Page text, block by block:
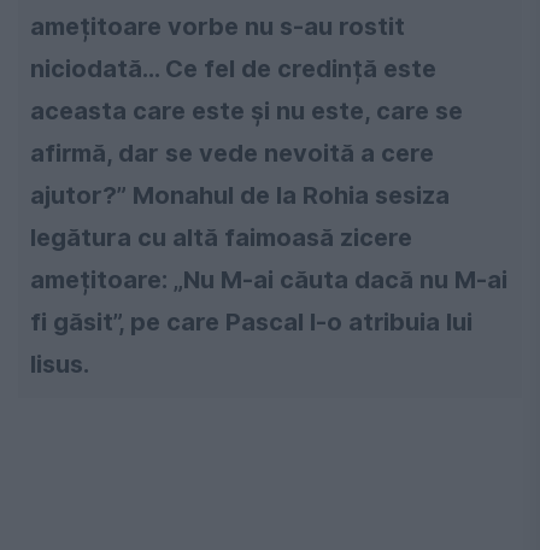
amețitoare vorbe nu s-au rostit
niciodată... Ce fel de credință este
aceasta care este și nu este, care se
afirmă, dar se vede nevoită a cere
ajutor?” Monahul de la Rohia sesiza
legătura cu altă faimoasă zicere
amețitoare: „Nu M-ai căuta dacă nu M-ai
fi găsit”, pe care Pascal I-o atribuia lui
Iisus.